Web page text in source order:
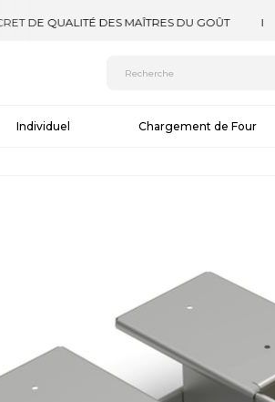
Individuel Chargement de Four